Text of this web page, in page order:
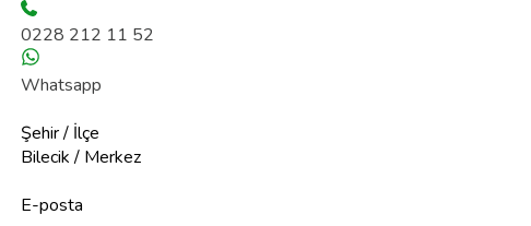
0228 212 11 52
Whatsapp
Şehir / İlçe
Bilecik / Merkez
E-posta